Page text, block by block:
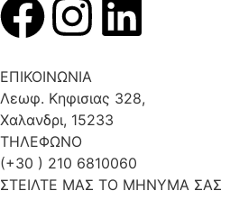
ΕΠΙΚΟΙΝΩΝΙΑ
Λεωφ. Κηφισιας 328,
Χαλανδρι, 15233
ΤΗΛΕΦΩΝΟ
(+30 ) 210 6810060
ΣΤΕΙΛΤΕ ΜΑΣ ΤΟ ΜΗΝΥΜΑ ΣΑΣ